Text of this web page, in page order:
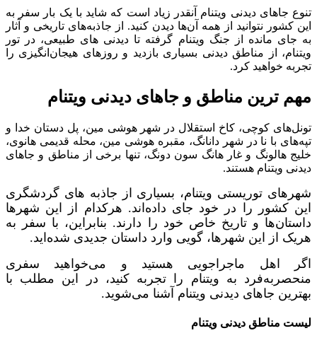
تنوع جاهای دیدنی ویتنام آنقدر زیاد است که شاید با یک بار سفر به
این کشور نتوانید از همه آن‌ها دیدن کنید. از جاذبه‌های تاریخی و آثار
به جای مانده از جنگ ویتنام گرفته تا دیدنی‌ های طبیعی، در تور
ویتنام، از مناطق دیدنی بسیاری بازدید و روزهای هیجان‌انگیزی را
تجربه خواهید کرد.
مهم ترین مناطق و جاهای دیدنی ویتنام
تونل‌های کوچی، کاخ استقلال در شهر هوشی مین، پل دستان خدا و
تپه‌های با نا در شهر دانانگ، مقبره هوشی مین، محله قدیمی هانوی،
خلیج هالونگ و غار هانگ سون دونگ، تنها برخی از مناطق و جاهای
دیدنی ویتنام هستند.
شهرهای توریستی ویتنام، بسیاری از جاذبه های گردشگری
این کشور را در خود جای داده‌اند. هرکدام از این شهرها
داستان‌ها و تاریخ خاص خود را دارند. بنابراین، با سفر به
هریک از این شهرها، گویی وارد داستان جدیدی شده‌اید.
اگر اهل ماجراجویی هستید و می‌خواهید سفری
منحصربه‌فرد به ویتنام را تجربه کنید، در این مطلب با
بهترین جاهای دیدنی ویتنام آشنا می‌شوید.
لیست مناطق دیدنی ویتنام​